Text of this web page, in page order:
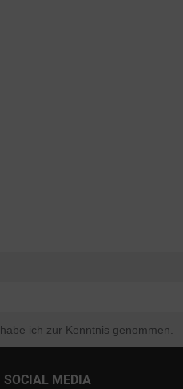
habe ich zur Kenntnis genommen.
SOCIAL MEDIA